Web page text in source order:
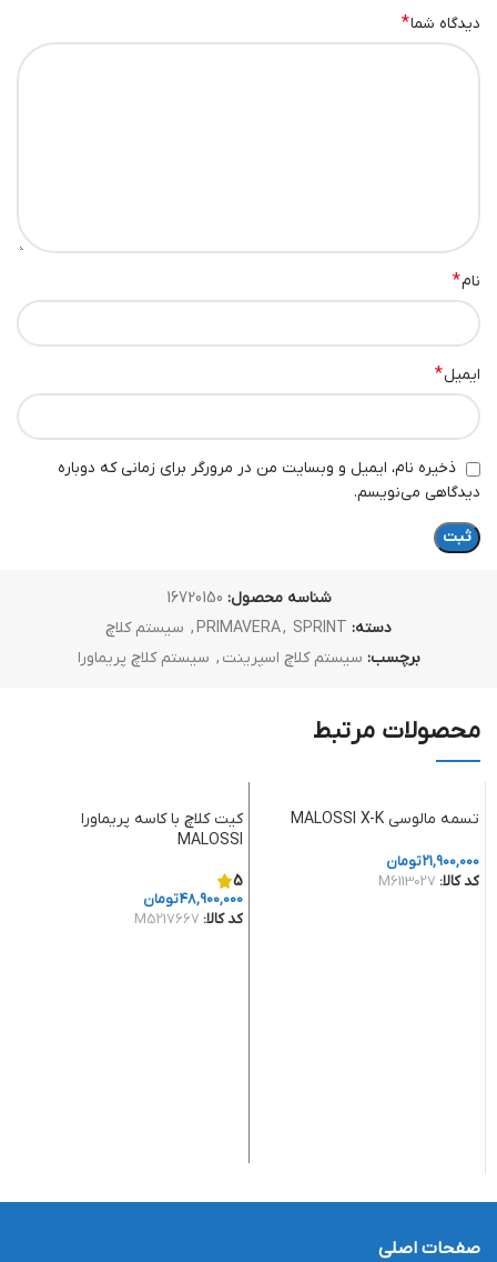
دیدگاه شما*
نام*
ایمیل*
ذخیره نام، ایمیل و وبسایت من در مرورگر برای زمانی که دوباره
دیدگاهی می‌نویسم.
شناسه محصول: 16720150
دسته:
PRIMAVERA, SPRINT
, سیستم کلاچ
برچسب: سیستم کلاچ اسپرینت , سیستم کلاچ پریماورا
محصولات مرتبط
ﺗﺴﻤﻪ مالوسی MALOSSI X-K
21,900,000تومان
کد کالا: M6113027
کیت کلاچ با کاسه پریماورا
MALOSSI
5
48,900,000تومان
کد کالا: M5217667
صفحات اصلی